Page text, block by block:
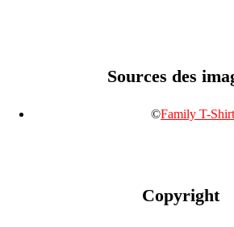
Sources des
©Family T-
Copyright